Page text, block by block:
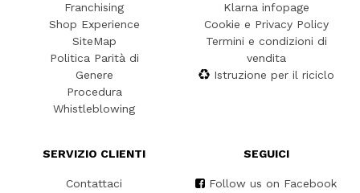
Franchising
Shop Experience
SiteMap
Politica Parità di
Genere
Procedura
Whistleblowing
Klarna infopage
Cookie e Privacy Policy
Termini e condizioni di
vendita
Istruzione per il riciclo
SERVIZIO CLIENTI
Contattaci
SEGUICI
Follow us on Facebook